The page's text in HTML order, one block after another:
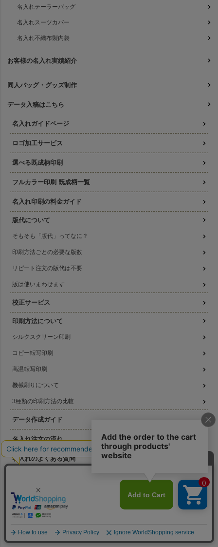
名入れテーラーバッグ
名入れスーツカバー
名入れ不織布製内袋
お客様の名入れ実績紹介
同人バッグ・グッズ制作
データ入稿はこちら
名入れガイドページ
ロゴ加工サービス
選べる既成柄印刷
フルカラー印刷 既成柄一覧
名入れ印刷の料金ガイド
版代について
そもそも「版代」ってなに？
印刷方法ごとの必要な版数
リピート注文の版代は不要
版は使いまわせます
校正サービス
印刷方法について
シルクスクリーン印刷
コピー転写印刷
高温転写印刷
機械刷りについて
3種類の印刷方法の比較
データ作成ガイド
名入れ注文の流れ
名入れのよくある質問
版代無料キャンペーン
お得なセール商品